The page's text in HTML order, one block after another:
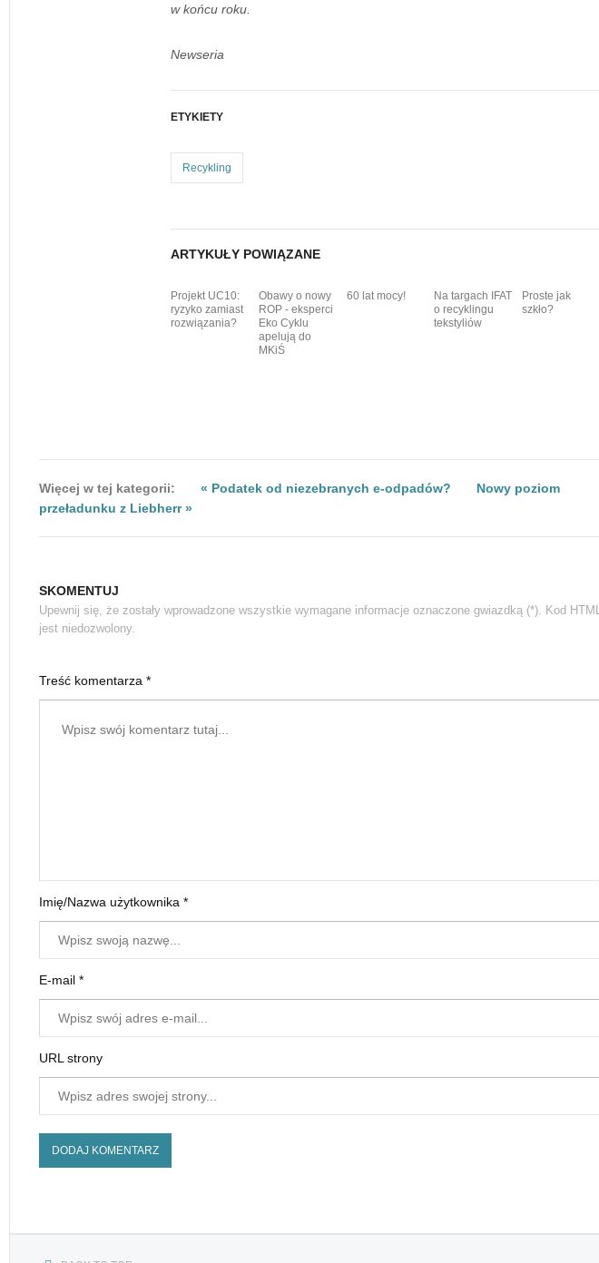
w końcu roku.
Newseria
ETYKIETY
Recykling
ARTYKUŁY POWIĄZANE
Projekt UC10:
ryzyko zamiast
rozwiązania?
Obawy o nowy
ROP - eksperci
Eko Cyklu
apelują do
MKiŚ
60 lat mocy!
Na targach IFAT
o recyklingu
tekstyliów
Proste jak
szkło?
Więcej w tej kategorii: « Podatek od niezebranych e-odpadów?
Nowy poziom
przeładunku z Liebherr »
SKOMENTUJ
Upewnij się, że zostały wprowadzone wszystkie wymagane informacje oznaczone gwiazdką (*). Kod HTML
jest niedozwolony.
Treść komentarza *
Imię/Nazwa użytkownika *
E-mail *
URL strony